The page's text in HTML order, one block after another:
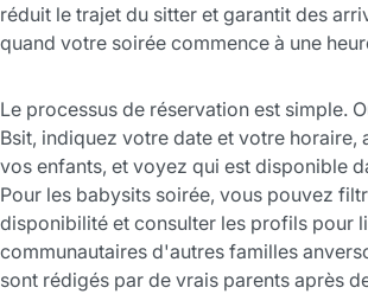
réduit le trajet du sitter et garantit des
quand votre soirée commence à une
Le processus de réservation est simple.
Bsit, indiquez votre date et votre horaire,
vos enfants, et voyez qui est disponible
Pour les babysits soirée, vous pouvez
disponibilité et consulter les profils pour
communautaires d'autres familles
sont rédigés par de vrais parents après